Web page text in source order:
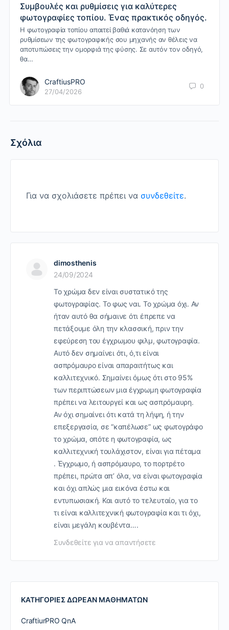
Συμβουλές και ρυθμίσεις για καλύτερες
φωτογραφίες τοπίου. Ένας πρακτικός οδηγός.
Η φωτογραφία τοπίου απαιτεί βαθιά κατανόηση των
ρυθμίσεων της φωτογραφικής σου μηχανής αν θέλεις να
αποτυπώσεις την ομορφιά της φύσης. Σε αυτόν τον οδηγό,
θα…
CraftiusPRO
27/04/2026
0
Σχόλια
Για να σχολιάσετε πρέπει να συνδεθείτε.
dimosthenis
24/09/2024
Το χρώμα δεν είναι συστατικό της
φωτογραφίας. Το φως ναι. Το χρώμα όχι. Αν
ήταν αυτό θα σήμαινε ότι έπρεπε να
πετάξουμε όλη την κλασσική, πριν την
εφεύρεση του έγχρωμου φιλμ, φωτογραφία.
Αυτό δεν σημαίνει ότι, ό,τι είναι
ασπρόμαυρο είναι απαραιτήτως και
καλλιτεχνικό. Σημαίνει όμως ότι στο 95%
των περιπτώσεων μια έγχρωμη φωτογραφία
πρέπει να λειτουργεί και ως ασπρόμαυρη.
Αν όχι σημαίνει ότι κατά τη λήψη, ή την
επεξεργασία, σε “καπέλωσε” ως φωτογράφο
το χρώμα, οπότε η φωτογραφία, ως
καλλιτεχνική τουλάχιστον, είναι για πέταμα
. Έγχρωμο, ή ασπρόμαυρο, το πορτρέτο
πρέπει, πρώτα απ’ όλα, να είναι φωτογραφία
και όχι απλώς μια εικόνα έστω και
εντυπωσιακή. Και αυτό το τελευταίο, για το
τι είναι καλλιτεχνική φωτογραφία και τι όχι,
είναι μεγάλη κουβέντα….
Συνδεθείτε για να απαντήσετε
ΚΑΤΗΓΟΡΙΕΣ ΔΩΡΕΑΝ ΜΑΘΗΜΑΤΩΝ
CraftiurPRO QnA